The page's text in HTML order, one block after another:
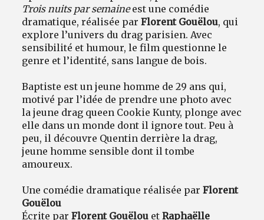
Trois nuits par semaineest une comédie
dramatique, réalisée parFlorent Gouëlou, qui
explore l’univers du drag parisien. Avec
sensibilité et humour, le film questionne le
genre et l’identité, sans langue de bois.
Baptiste est un jeune homme de 29 ans qui,
motivé par l’idée de prendre une photo avec
la jeune drag queen Cookie Kunty, plonge avec
elle dans un monde dont il ignore tout. Peu à
peu, il découvre Quentin derrière la drag,
jeune homme sensible dont il tombe
amoureux.
Une comédie dramatique réalisée parFlorent
Gouëlou
Écrite parFlorent Gouëlou etRaphaëlle